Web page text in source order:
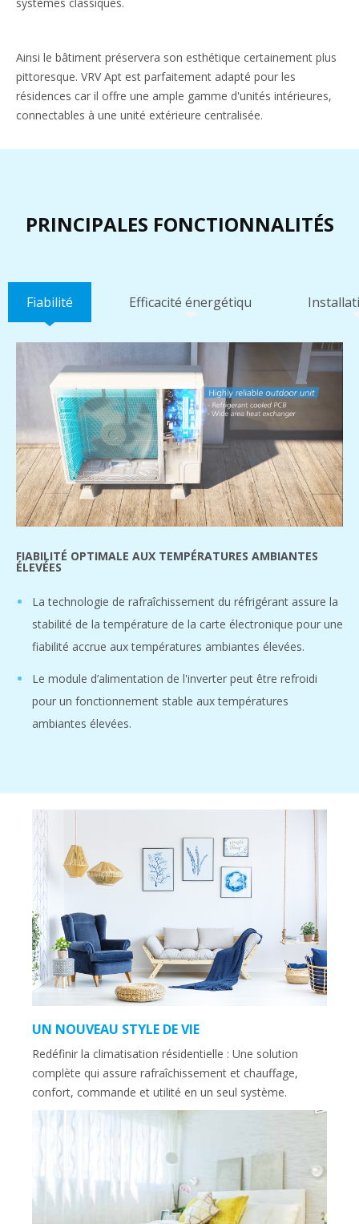
Ainsi le bâtiment préservera son esthétique certainement plus
pittoresque. VRV Apt est parfaitement adapté pour les
résidences car il offre une ample gamme d'unités intérieures,
connectables à une unité extérieure centralisée.
PRINCIPALES FONCTIONNALITÉS
Fiabilité Efficacité énergétiqu
FIABILITÉ OPTIMALE AUX TEMPÉRATURES AMBIANTES
ÉLEVÉES
La technologie de rafraîchissement du réfrigérant assure la
stabilité de la température de la carte électronique pour une
fiabilité accrue aux températures ambiantes élevées.
Le module d’alimentation de l'inverter peut être refroidi
pour un fonctionnement stable aux températures
ambiantes élevées.
UN NOUVEAU STYLE DE VIE
Redéfinir la climatisation résidentielle : Une solution
complète qui assure rafraîchissement et chauffage,
confort, commande et utilité en un seul système.